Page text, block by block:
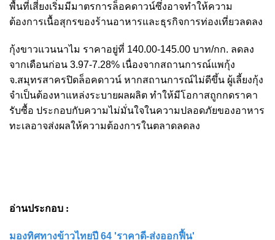
พื้นที่เสี่ยงเริ่มมีมาตรการล็อคดาวน์ซึ่งอาจทำให้ความ
ต้องการเนื้อสุกรของร้านอาหารและธุรกิจการท่องเที่ยวลดลง
กุ้งขาวแวนนาไม ราคาอยู่ที่ 140.00-145.00 บาท/กก. ลดลง
จากเดือนก่อน 3.97-7.28% เนื่องจากสถานการณ์แพกุ้ง
จ.สมุทรสาครปิดล็อคดาวน์ หากสถานการณ์ไม่ดีขึ้น ผู้เลี้ยงกุ้ง
จำเป็นต้องหาแหล่งระบายผลผลิต ทำให้มีโอกาสถูกกดราคา
รับซื้อ ประกอบกับความไม่มั่นใจในความปลอดภัยของอาหาร
ทะเลอาจส่งผลให้ความต้องการในตลาดลดลง
อ่านประกอบ :
มองทิศทางข้าวไทยปี 64 'ราคาดี-ส่งออกฟื้น'